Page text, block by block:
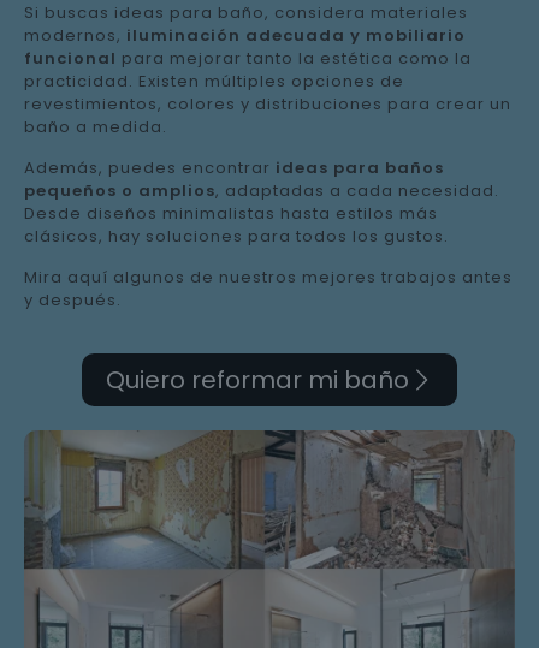
Si buscas ideas para baño, considera materiales
modernos, iluminación adecuada y mobiliario
funcional para mejorar tanto la estética como la
practicidad. Existen múltiples opciones de
revestimientos, colores y distribuciones para crear un
baño a medida.
Además, puedes encontrar ideas para baños
pequeños o amplios, adaptadas a cada necesidad.
Desde diseños minimalistas hasta estilos más
clásicos, hay soluciones para todos los gustos.
Mira aquí algunos de nuestros mejores trabajos antes
y después.
Quiero reformar mi baño